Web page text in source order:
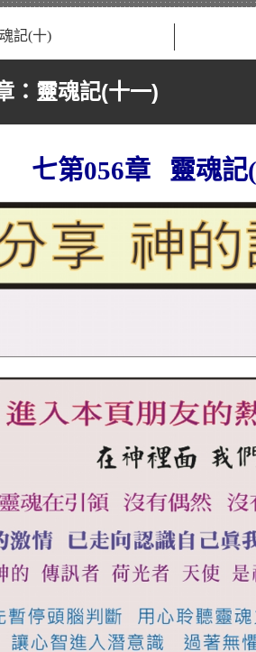
記(十)
：靈魂記(十一)
七第056章 靈魂記